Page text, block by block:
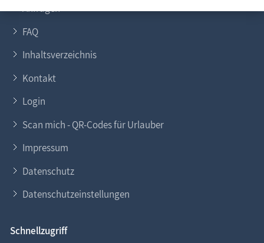
Anfragen
FAQ
Inhaltsverzeichnis
Kontakt
Login
Scan mich - QR-Codes für Urlauber
Impressum
Datenschutz
Datenschutzeinstellungen
Schnellzugriff